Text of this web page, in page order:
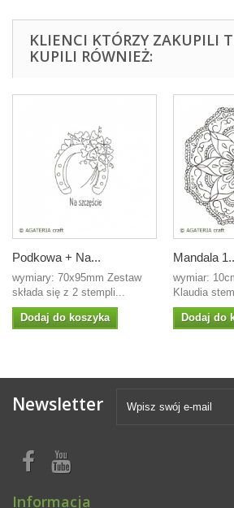
KLIENCI KTÓRZY ZAKUPILI
KUPILI RÓWNIEŻ:
Podkowa + Na...
wymiary: 70x95mm Zestaw
składa się z 2 stempli...
Dodaj do koszyka
Mandala
wymiar:
Klaudia
Dodaj do
Newsletter
Informacja